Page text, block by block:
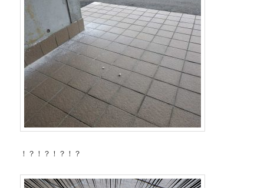
！？！？！？！？